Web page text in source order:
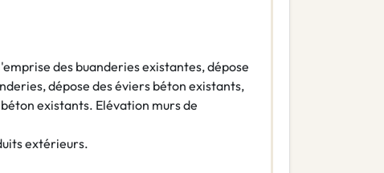
des buanderies existantes, dépose
dépose des éviers béton existants,
existants. Elévation murs de
extérieurs.